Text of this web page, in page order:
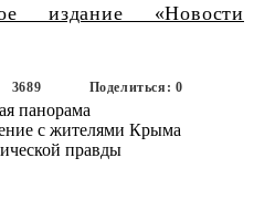
издание «Новости
3689 Поделиться: 0
панорама